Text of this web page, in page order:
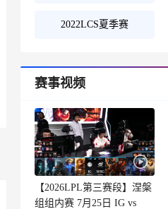
2022LCS夏季赛
赛事视频
【2026LPL第三赛段】涅槃
组组内赛 7月25日 IG vs